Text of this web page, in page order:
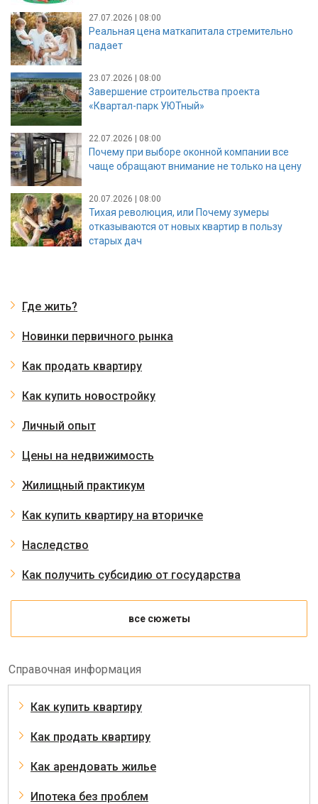
27.07.2026 | 08:00
Реальная цена маткапитала стремительно
падает
23.07.2026 | 08:00
Завершение строительства проекта
«Квартал-парк УЮТный»
22.07.2026 | 08:00
Почему при выборе оконной компании все
чаще обращают внимание не только на цену
20.07.2026 | 08:00
Тихая революция, или Почему зумеры
отказываются от новых квартир в пользу
старых дач
Где жить?
Новинки первичного рынка
Как продать квартиру
Как купить новостройку
Личный опыт
Цены на недвижимость
Жилищный практикум
Как купить квартиру на вторичке
Наследство
Как получить субсидию от государства
все сюжеты
Справочная информация
Как купить квартиру
Как продать квартиру
Как арендовать жилье
Ипотека без проблем